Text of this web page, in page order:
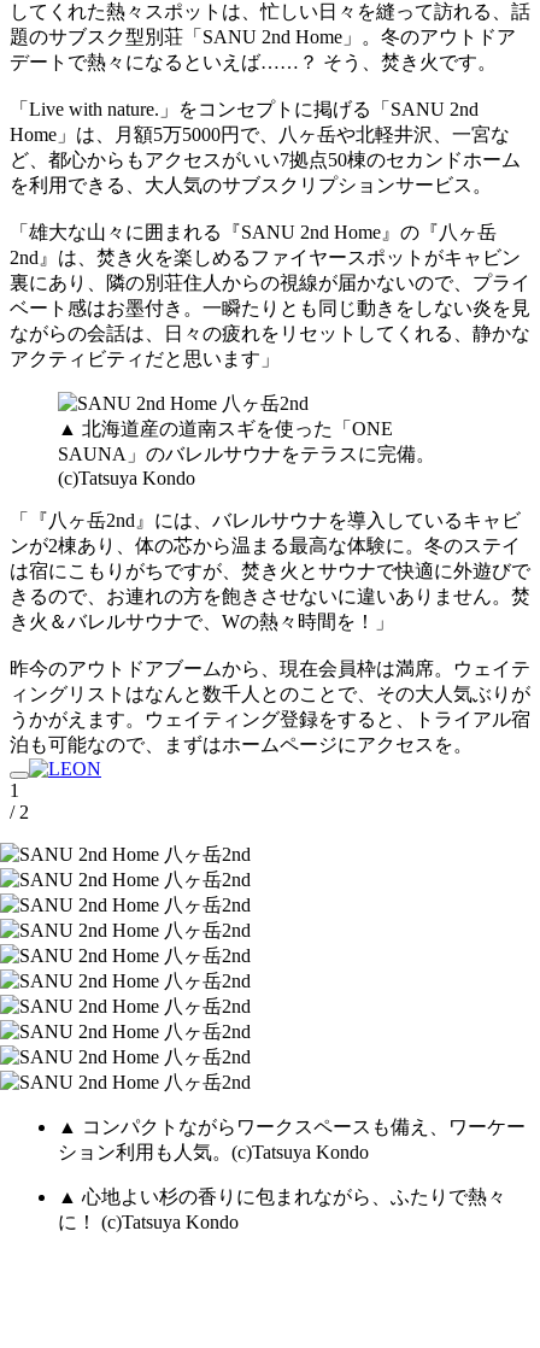
してくれた熱々スポットは、忙しい日々を縫って訪れる、話
題のサブスク型別荘「SANU 2nd Home」。冬のアウトドア
デートで熱々になるといえば……？ そう、焚き火です。
「Live with nature.」をコンセプトに掲げる「SANU 2nd
Home」は、月額5万5000円で、八ヶ岳や北軽井沢、一宮な
ど、都心からもアクセスがいい7拠点50棟のセカンドホーム
を利用できる、大人気のサブスクリプションサービス。
「雄大な山々に囲まれる『SANU 2nd Home』の『八ヶ岳
2nd』は、焚き火を楽しめるファイヤースポットがキャビン
裏にあり、隣の別荘住人からの視線が届かないので、プライ
ベート感はお墨付き。一瞬たりとも同じ動きをしない炎を見
ながらの会話は、日々の疲れをリセットしてくれる、静かな
アクティビティだと思います」
▲ 北海道産の道南スギを使った「ONE
SAUNA」のバレルサウナをテラスに完備。
(c)Tatsuya Kondo
「『八ヶ岳2nd』には、バレルサウナを導入しているキャビ
ンが2棟あり、体の芯から温まる最高な体験に。冬のステイ
は宿にこもりがちですが、焚き火とサウナで快適に外遊びで
きるので、お連れの方を飽きさせないに違いありません。焚
き火＆バレルサウナで、Wの熱々時間を！」
昨今のアウトドアブームから、現在会員枠は満席。ウェイテ
ィングリストはなんと数千人とのことで、その大人気ぶりが
うかがえます。ウェイティング登録をすると、トライアル宿
泊も可能なので、まずはホームページにアクセスを。
1
/ 2
▲ コンパクトながらワークスペースも備え、ワーケー
ション利用も人気。(c)Tatsuya Kondo
▲ 心地よい杉の香りに包まれながら、ふたりで熱々
に！ (c)Tatsuya Kondo